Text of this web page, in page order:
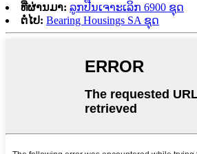
ທີ່ຜ່ານມາ: ລູກປືນເຈາະເລິກ 6900 ຊຸດ
ຕໍ່ໄປ: Bearing Housings SA ຊຸດ